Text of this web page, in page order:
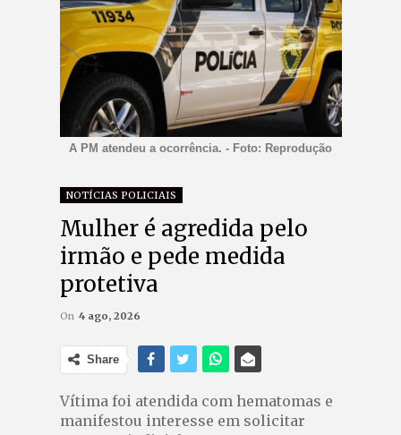
A PM atendeu a ocorrência. - Foto: Reprodução
NOTÍCIAS POLICIAIS
Mulher é agredida pelo
irmão e pede medida
protetiva
On 4 ago, 2026
Share
Vítima foi atendida com hematomas e
manifestou interesse em solicitar